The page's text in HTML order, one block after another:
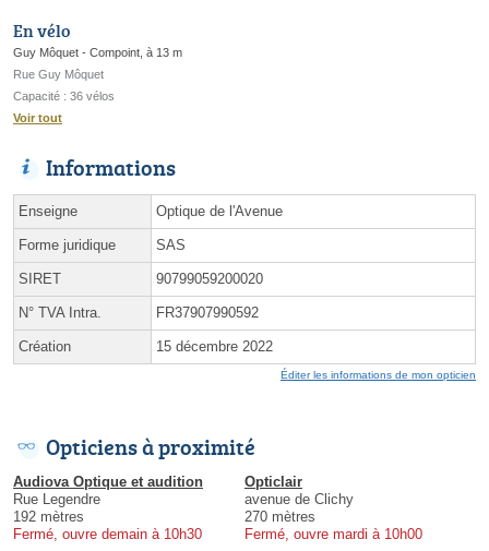
En vélo
Guy Môquet - Compoint, à 13 m
Rue Guy Môquet
Capacité : 36 vélos
Voir tout
Informations
Enseigne Optique de l'Avenue
Forme juridique SAS
SIRET 90799059200020
N° TVA Intra. FR37907990592
Création 15 décembre 2022
Éditer les informations de mon opticien
Opticiens à proximité
Audiova Optique et audition
Rue Legendre
192 mètres
Fermé, ouvre demain à 10h30
Opticlair
avenue de Clichy
270 mètres
Fermé, ouvre mardi à 10h00